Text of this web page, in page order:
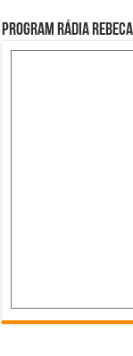
Program Rádia Rebeca